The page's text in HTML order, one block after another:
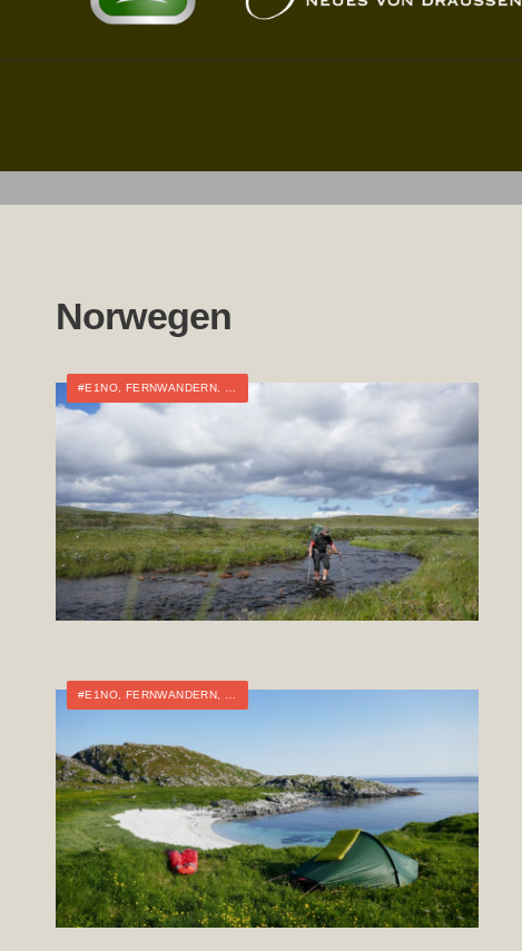
Norwegen
#E1NO FERNWANDERN NORWEGEN TOURTAGEBUCH
#E1NO FERNWANDERN